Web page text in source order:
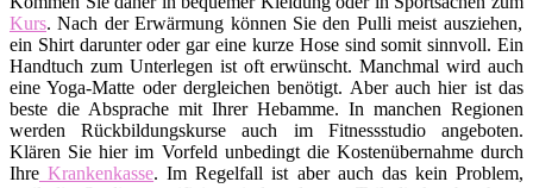
Kurs. Nach der Erwärmung können Sie den Pulli meist ausziehen,
ein Shirt darunter oder gar eine kurze Hose sind somit sinnvoll. Ein
Handtuch zum Unterlegen ist oft erwünscht. Manchmal wird auch
eine Yoga-Matte oder dergleichen benötigt. Aber auch hier ist das
beste die Absprache mit Ihrer Hebamme. In manchen Regionen
werden Rückbildungskurse auch im Fitnessstudio angeboten.
Klären Sie hier im Vorfeld unbedingt die Kostenübernahme durch
Ihre Krankenkasse. Im Regelfall ist aber auch das kein Problem,